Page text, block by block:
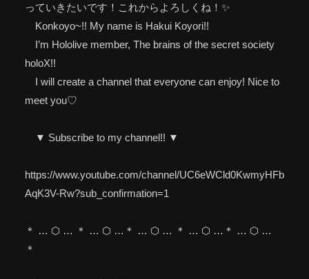
っていきたいです！これからよろしくね！✨
Konkoyo~!! My name is Hakui Koyori!!
I’m Hololive member, The brains of the secret society
holoX!!
I will create a channel that everyone can enjoy! Nice to
meet you♡
▼ Subscribe to my channel!! ▼
https://www.youtube.com/channel/UC6eWCld0KwmyHFb
AqK3V-Rw?sub_confirmation=1
＊ … ⬡ … ＊ … ⬡ …＊ … ⬡ … ＊ … ⬡ …＊ … ⬡ …
＊